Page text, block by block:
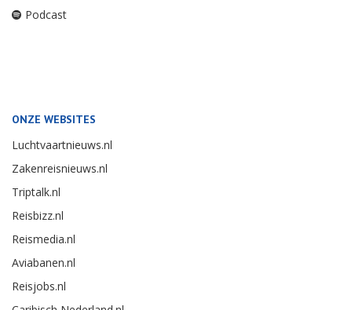
Podcast
ONZE WEBSITES
Luchtvaartnieuws.nl
Zakenreisnieuws.nl
Triptalk.nl
Reisbizz.nl
Reismedia.nl
Aviabanen.nl
Reisjobs.nl